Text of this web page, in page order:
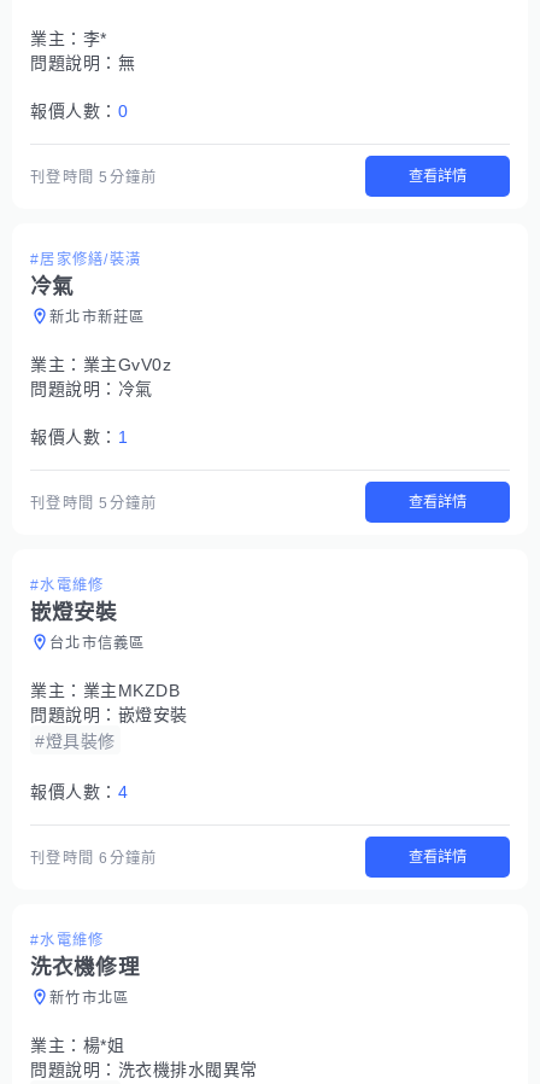
業主： 李*
問題說明： 無
報價人數： 0
刊登時間5分鐘前 查看詳情
#居家修繕/裝潢
冷氣
新北市新莊區
業主： 業主GvV0z
問題說明： 冷氣
報價人數： 1
刊登時間5分鐘前 查看詳情
#水電維修
嵌燈安裝
台北市信義區
業主： 業主MKZDB
問題說明： 嵌燈安裝
#燈具裝修
報價人數： 4
刊登時間6分鐘前 查看詳情
#水電維修
洗衣機修理
新竹市北區
業主： 楊*姐
問題說明： 洗衣機排水閥異常